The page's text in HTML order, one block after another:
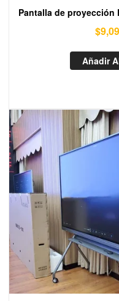
Pantalla de proyección
$
Añadir